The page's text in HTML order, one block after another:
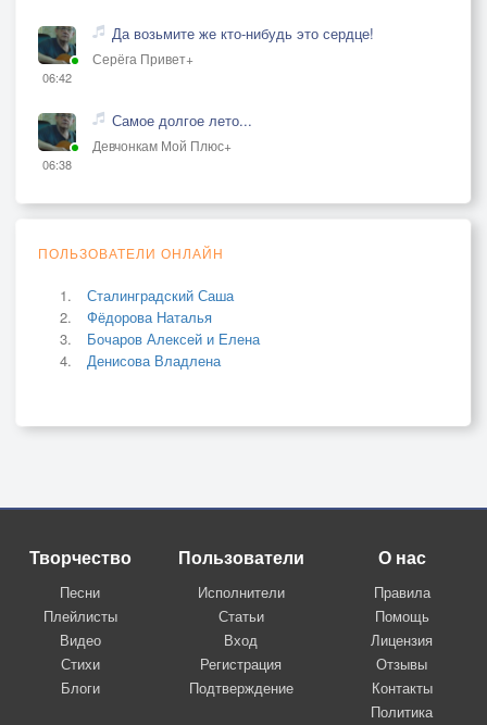
06:42
Да возьмите же кто-нибудь это сердце!
Серёга Привет+
06:38
Самое долгое лето...
Девчонкам Мой Плюс+
ПОЛЬЗОВАТЕЛИ ОНЛАЙН
Сталинградский Саша
Фёдорова Наталья
Бочаров Алексей и Елена
Денисова Владлена
Творчество
Песни
Плейлисты
Видео
Стихи
Блоги
Пользователи
Исполнители
Статьи
Вход
Регистрация
Подтверждение
О нас
Правила
Помощь
Лицензия
Отзывы
Контакты
Политика